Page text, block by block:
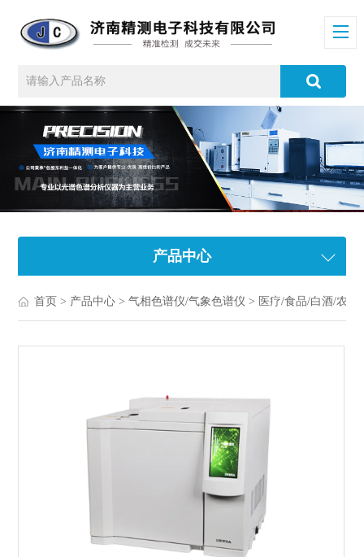
产品中心
首页 > 产品中心 >气相色谱仪/气象色谱仪 > 医疗/食品/白酒/农残色谱